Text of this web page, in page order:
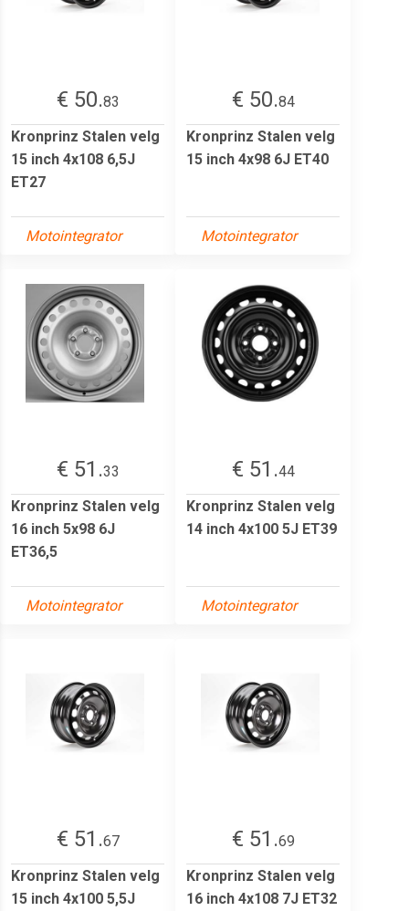
€ 50.83
Kronprinz Stalen velg
15 inch 4x108 6,5J
ET27
Motointegrator
€ 50.84
Kronprinz Stalen velg
15 inch 4x98 6J ET40
Motointegrator
€ 51.33
Kronprinz Stalen velg
16 inch 5x98 6J
ET36,5
Motointegrator
€ 51.44
Kronprinz Stalen velg
14 inch 4x100 5J ET39
Motointegrator
€ 51.67
Kronprinz Stalen velg
15 inch 4x100 5,5J
€ 51.69
Kronprinz Stalen velg
16 inch 4x108 7J ET32